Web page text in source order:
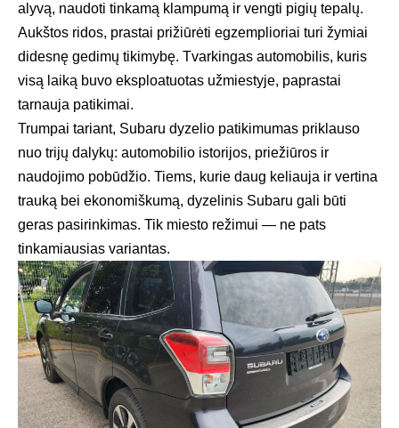
alyvą, naudoti tinkamą klampumą ir vengti pigių tepalų.
Aukštos ridos, prastai prižiūrėti egzemplioriai turi žymiai
didesnę gedimų tikimybę. Tvarkingas automobilis, kuris
visą laiką buvo eksploatuotas užmiestyje, paprastai
tarnauja patikimai.
Trumpai tariant, Subaru dyzelio patikimumas priklauso
nuo trijų dalykų: automobilio istorijos, priežiūros ir
naudojimo pobūdžio. Tiems, kurie daug keliauja ir vertina
trauką bei ekonomiškumą, dyzelinis Subaru gali būti
geras pasirinkimas. Tik miesto režimui — ne pats
tinkamiausias variantas.